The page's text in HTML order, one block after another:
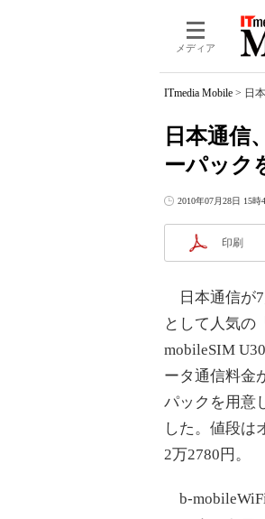
メディア
ITmedia Mobile > 日
日本通信
ーパック
2010年07月28日 15時
印刷
日本通信が7
として人気の「
mobileSIM
ータ通信料金
パックを用意
した。値段は
2万2780円。
b-